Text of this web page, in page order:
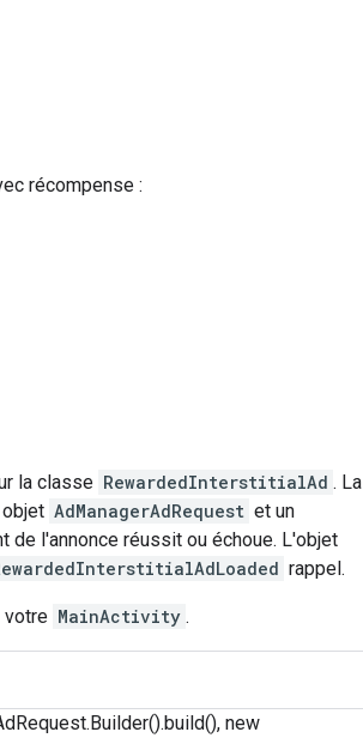
récompense :
la classe RewardedInterstitialAd . La
AdManagerAdRequest et un
de l'annonce réussit ou échoue. L'objet
rappel.
votre MainActivity .
new